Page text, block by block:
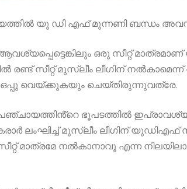
യു ഡി എഫ് മുന്നണി ബന്ധം
ഒരു സീറ്റ്
രണ്ട് സീറ്റ് മുസ്ലീം ലീഗിന്
വെയ്ക്കുകയും ചെയ്തിരുന്നുവത്രേ.
ഭൂപടത്തിൽ
കരാർ ലംഘിച്ച് മുസ്ലീം ലീഗിന് യുഡിഎഫ്
മാത്രമേ നൽകാനാവൂ എന്ന